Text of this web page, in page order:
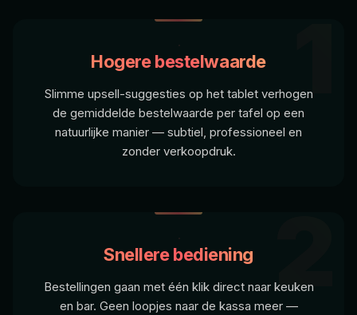
1
Hogere bestelwaarde
Slimme upsell-suggesties op het tablet verhogen
de gemiddelde bestelwaarde per tafel op een
natuurlijke manier — subtiel, professioneel en
zonder verkoopdruk.
2
Snellere bediening
Bestellingen gaan met één klik direct naar keuken
en bar. Geen loopjes naar de kassa meer —